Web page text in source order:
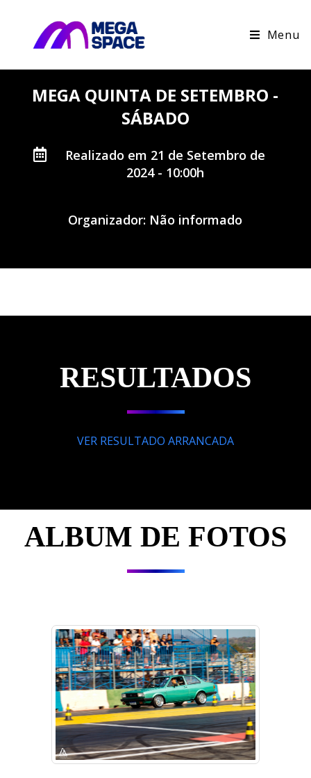
Menu
MEGA QUINTA DE SETEMBRO -
SÁBADO
Realizado em 21 de Setembro de
2024 - 10:00h
Organizador: Não informado
RESULTADOS
VER RESULTADO ARRANCADA
ALBUM DE FOTOS